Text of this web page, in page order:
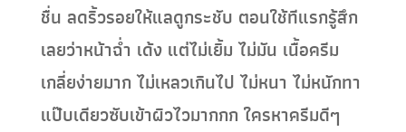
ชื่น ลดริ้วรอยให้แลดูกระชับ ตอนใช้ทีแรกรู้สึก
เลยว่าหน้าฉ่ำ เด้ง แต่ไม่เยิ้ม ไม่มัน เนื้อครีม
เกลี่ยง่ายมาก ไม่เหลวเกินไป ไม่หนา ไม่หนักทา
แป๊บเดียวซับเข้าผิวไวมากกก ใครหาครีมดีๆ